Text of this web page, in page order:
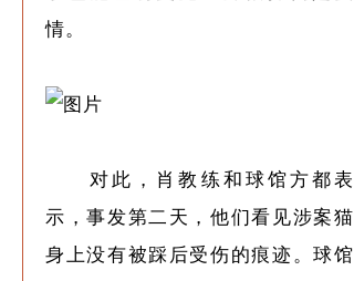
情。
对此，肖教练和球馆方都表
示，事发第二天，他们看见涉案猫
身上没有被踩后受伤的痕迹。球馆